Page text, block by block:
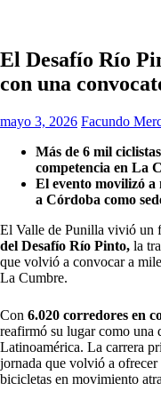
El Desafío Río
con una
mayo 3, 2026 Facundo
Más de 6 mil
competencia en La
El evento movilizó a
a Córdoba como
El Valle de Punilla vivió un
del Desafío Río Pinto, la
que volvió a convocar a
La Cumbre.
Con 6.020 corredores en
reafirmó su lugar como una
Latinoamérica. La carrera
jornada que volvió a
bicicletas en movimiento